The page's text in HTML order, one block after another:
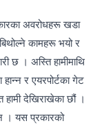
अवरोधहरू खडा
कामहरू भयो र
छ । अस्ति हामीमाथि
र एयरपोर्टका गेट
हामी देखिराखेका छौं ।
। यस प्रकारको